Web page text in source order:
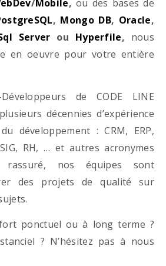
/Mobile, ou des bases de
, Mongo DB, Oracle,
Server ou Hyperfile, nous
en oeuvre pour votre entière
de CODE LINE
décennies d’expérience
développement : CRM, ERP,
RH, … et autres acronymes
rassuré, nos équipes sont
des projets de qualité sur
ponctuel ou à long terme ?
? N’hésitez pas à nous